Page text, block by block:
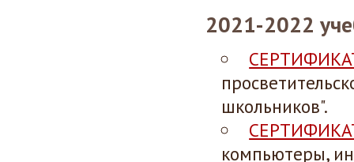
2021-2022
школьников".
компьютеры,